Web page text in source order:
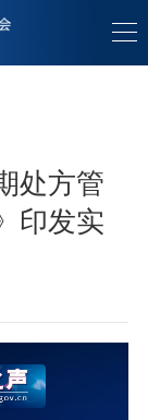
处方管
印发实